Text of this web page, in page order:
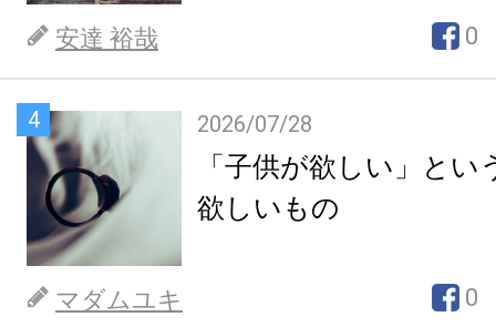
安達 裕哉 0
4 2026/07/28
「子供が欲しい」とい
欲しいもの
マダムユキ 0